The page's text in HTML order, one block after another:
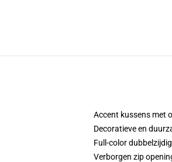
Accent kussens met
Decoratieve en
Full-color
Verborgen zip